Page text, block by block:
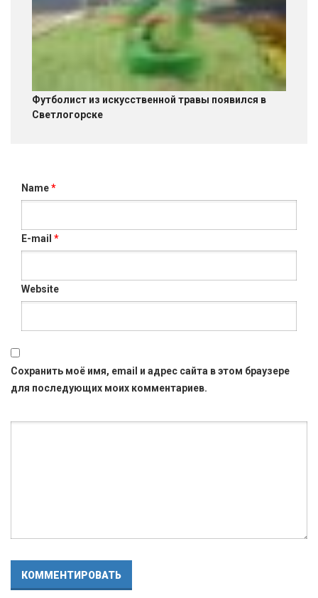
Футболист из искусственной травы появился в
Светлогорске
Name*
E-mail *
Website
Сохранить моё имя, email и адрес сайта в этом браузере
для последующих моих комментариев.